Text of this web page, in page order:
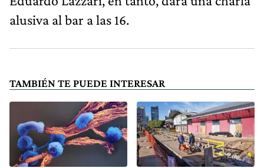
alusiva al bar a las 16.
TAMBIÉN TE PUEDE INTERESAR